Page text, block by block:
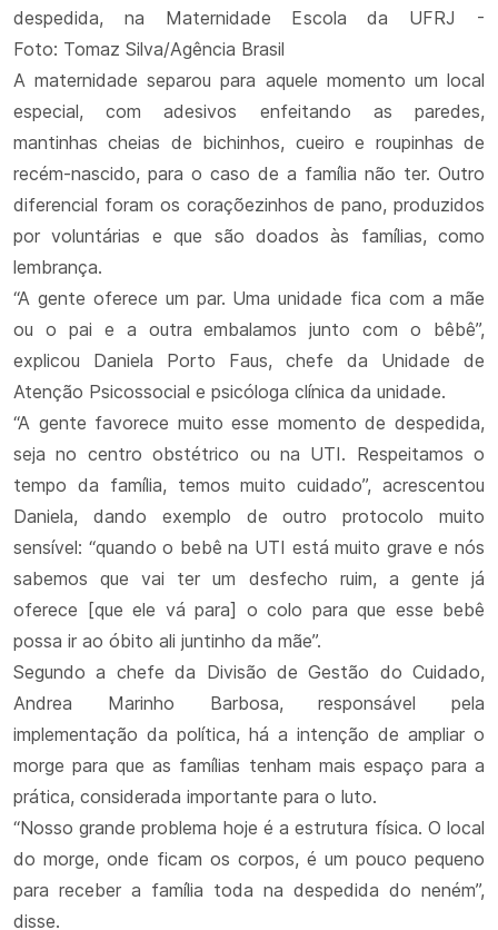
despedida, na Maternidade Escola da UFRJ -
Foto: Tomaz Silva/Agência Brasil
A maternidade separou para aquele momento um local
especial, com adesivos enfeitando as paredes,
mantinhas cheias de bichinhos, cueiro e roupinhas de
recém-nascido, para o caso de a família não ter. Outro
diferencial foram os coraçõezinhos de pano, produzidos
por voluntárias e que são doados às famílias, como
lembrança.
“A gente oferece um par. Uma unidade fica com a mãe
ou o pai e a outra embalamos junto com o bêbê”,
explicou Daniela Porto Faus, chefe da Unidade de
Atenção Psicossocial e psicóloga clínica da unidade.
“A gente favorece muito esse momento de despedida,
seja no centro obstétrico ou na UTI. Respeitamos o
tempo da família, temos muito cuidado”, acrescentou
Daniela, dando exemplo de outro protocolo muito
sensível: “quando o bebê na UTI está muito grave e nós
sabemos que vai ter um desfecho ruim, a gente já
oferece [que ele vá para] o colo para que esse bebê
possa ir ao óbito ali juntinho da mãe”.
Segundo a chefe da Divisão de Gestão do Cuidado,
Andrea Marinho Barbosa, responsável pela
implementação da política, há a intenção de ampliar o
morge para que as famílias tenham mais espaço para a
prática, considerada importante para o luto.
“Nosso grande problema hoje é a estrutura física. O local
do morge, onde ficam os corpos, é um pouco pequeno
para receber a família toda na despedida do neném”,
disse.